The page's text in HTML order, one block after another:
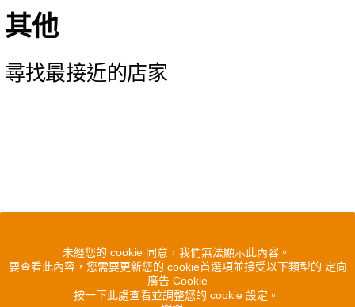
其他
尋找最接近的店家
未經您的 cookie 同意，我們無法顯示此內容。
要查看此內容，您需要更新您的 cookie首選項並接受以下類型的 定向
廣告 Cookie
按一下此處查看並調整您的 cookie 設定。